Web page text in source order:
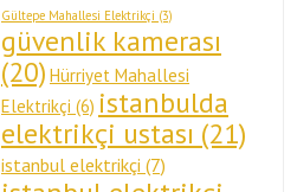
Gültepe Mahallesi Elektrikçi (3)
güvenlik kamerası
(20) Hürriyet Mahallesi
Elektrikçi (6) istanbulda
elektrikçi ustası (21)
istanbul elektrikçi (7)